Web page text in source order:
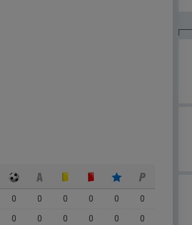
0 0 0 0 0
0
0 0 0 0 0
0